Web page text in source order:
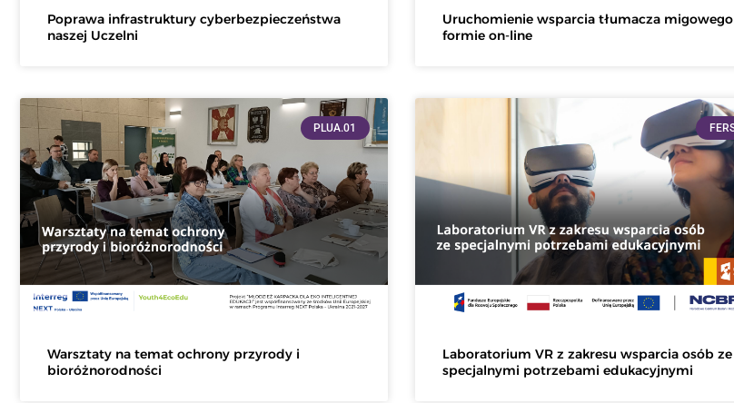
Poprawa infrastruktury cyberbezpieczeństwa
naszej Uczelni
Uruchomienie wsparcia tłumacza
formie on-line
PLUA.01
Warsztaty na temat ochrony przyrody i
bioróżnorodności
Laboratorium VR z zakresu wsparcia osób ze
specjalnymi potrzebami edukacyjnymi